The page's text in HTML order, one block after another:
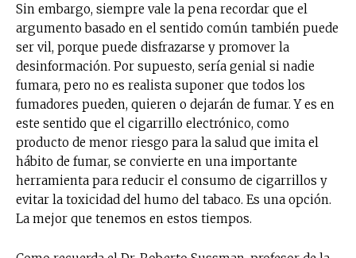
No te pierdas de las
últimas noticias
Suscríbete a nuestro boletín diario y
recibe todas las noticias del vapeo y la
reducción de daños en tu correo
electrónico.
Subscribe to our daily clipping and
Sin embargo, siempre vale la pena recordar que el
argumento basado en el sentido común también puede
ser vil, porque puede disfrazarse y promover la
desinformación. Por supuesto, sería genial si nadie
fumara, pero no es realista suponer que todos los
fumadores pueden, quieren o dejarán de fumar. Y es en
este sentido que el cigarrillo electrónico, como
producto de menor riesgo para la salud que imita el
hábito de fumar, se convierte en una importante
herramienta para reducir el consumo de cigarrillos y
evitar la toxicidad del humo del tabaco. Es una opción.
La mejor que tenemos en estos tiempos.